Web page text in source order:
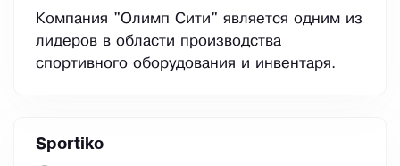
Компания "Олимп Сити" является одним из
лидеров в области производства
спортивного оборудования и инвентаря.
Sportiko